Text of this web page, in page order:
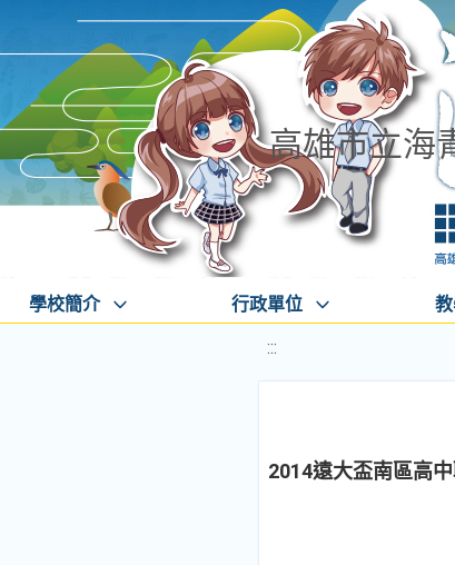
高雄市立海
學校簡介 行政單位
:::
2014遠大盃南區高